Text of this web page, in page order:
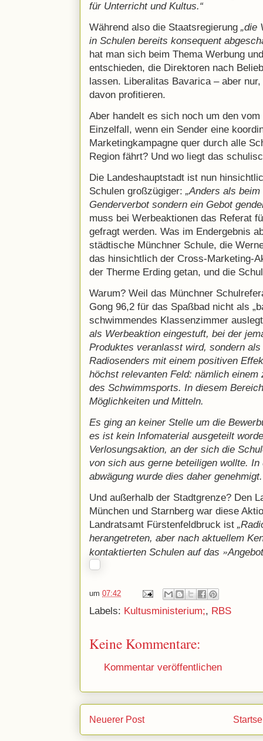
für Unterricht und Kultus.“
Während also die Staatsregierung „die
in Schulen bereits konsequent
hat man sich beim Thema Werbung
entschieden, die Direktoren nach
lassen. Liberalitas Bavarica – aber
davon profitieren.
Aber handelt es sich noch um den
Einzelfall, wenn ein Sender eine
Marketingkampagne quer durch alle
Region fährt? Und wo liegt das
Die Landeshauptstadt ist nun
Schulen großzügiger: „Anders als
Genderverbot sondern ein Gebot
muss bei Werbeaktionen das Referat
gefragt werden. Was im Endergebnis
städtische Münchner Schule, die
das hinsichtlich der Cross-Marketing-
der Therme Erding getan, und die
Warum? Weil das Münchner
Gong 96,2 für das Spaßbad nicht als
schwimmendes Klassenzimmer
als Werbeaktion eingestuft, bei der
Produktes veranlasst wird, sondern
Radiosenders mit einem positiven
höchst relevanten Feld: nämlich
des Schwimmsports. In diesem
Möglichkeiten und Mitteln.
Es ging an keiner Stelle um die
es ist kein Infomaterial ausgeteilt
Verlosungsaktion, an der sich die
von sich aus gerne beteiligen wollte.
abwägung wurde dies daher
Und außerhalb der Stadtgrenze? Den
München und Starnberg war diese
Landratsamt Fürstenfeldbruck ist
herangetreten, aber nach aktuellem
kontaktierten Schulen auf das »Angebot
um 07:42
Labels: Kultusministerium;, RBS
Keine Kommentare:
Kommentar veröffentlichen
Neuerer Post